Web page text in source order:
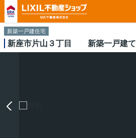
新築一戸建住宅
新座市片山３丁目 新築一戸建て